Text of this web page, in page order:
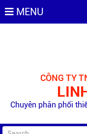
MENU
CÔNG TY
Chuyên phân phối